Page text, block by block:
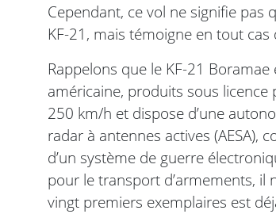
Cependant, ce vol ne signifie pas
KF-21, mais témoigne en tout
Rappelons que le KF-21
américaine, produits sous
250 km/h et dispose d’une
radar à antennes actives (AESA),
d’un système de guerre
pour le transport d’armements, il
vingt premiers exemplaires est